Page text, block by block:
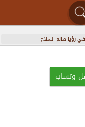
رؤيا صانع السلاح
وتساب